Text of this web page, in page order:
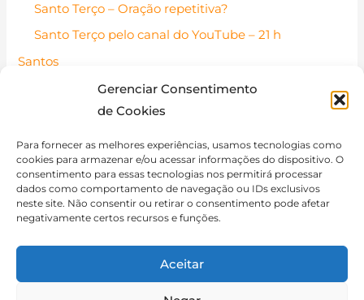
Gerenciar Consentimento
de Cookies
Para fornecer as melhores experiências, usamos tecnologias como
cookies para armazenar e/ou acessar informações do dispositivo. O
consentimento para essas tecnologias nos permitirá processar
dados como comportamento de navegação ou IDs exclusivos
neste site. Não consentir ou retirar o consentimento pode afetar
negativamente certos recursos e funções.
Aceitar
Santo Terço – Oração repetitiva?
Santo Terço pelo canal do YouTube – 21 h
Santos
Santos Católicos – Pessoas de fé
Santo do dia
Contato
Política de Cookies (BR)
Isenção de Responsabilidade